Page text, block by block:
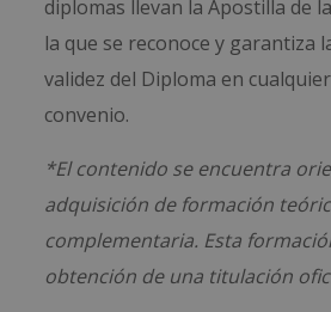
diplomas llevan la Apostilla de
la que se reconoce y garantiza
validez del Diploma en
convenio.
*El contenido se encuentra
adquisición de formación
complementaria. Esta
obtención de una titulación